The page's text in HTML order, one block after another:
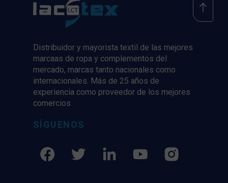
Distribuidor y mayorista textil de las mejores
marcaas de ropa y complementos del
mercado, marcas tanto nacionales como
internacionales. Más de 25 años de
experiencia como proveedor de los mejores
comercios
SÍGUENOS